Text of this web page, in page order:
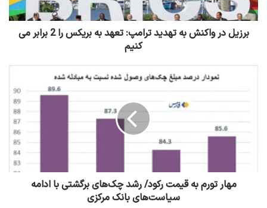
برزیل در واکنش به تهدید ترامپ: تعهد به بریکس را 2 برابر می
کنیم
مهار تورم به قیمت رکود/ رشد چک‌های برگشتی با ادامه
سیاست‌های بانک مرکزی